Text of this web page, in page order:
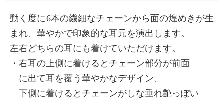
動く度に6本の繊細なチェーンから面の煌めきが生
まれ、華やかで印象的な耳元を演出します。
左右どちらの耳にも着けていただけます。
・右耳の上側に着けるとチェーン部分が前面
に出て耳を覆う華やかなデザイン、
下側に着けるとチェーンがしな垂れ艶っぽい